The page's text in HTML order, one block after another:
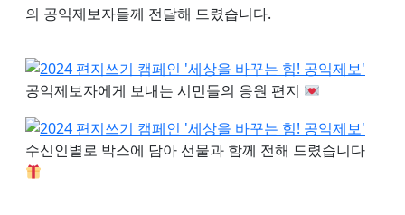
의 공익제보자들께 전달해 드렸습니다.
공익제보자에게 보내는 시민들의 응원 편지
수신인별로 박스에 담아 선물과 함께 전해 드렸습니다